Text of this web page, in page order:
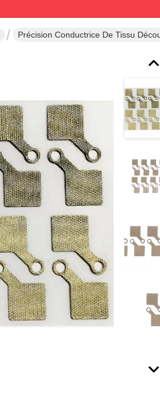
Précision Conductrice De Tissu